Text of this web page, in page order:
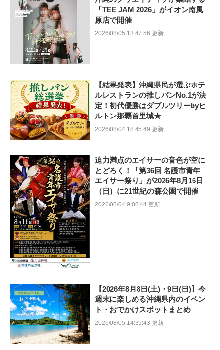
「TEE JAM 2026」がイオン南風
原店で開催
2026/08/05 13:47:56 更新
【結果発表】沖縄県民が選ぶホテ
ルレストランの推しパンNo.1が決
定！初代優勝はダブルツリーbyヒ
ルトン那覇首里城★
2026/08/04 18:45:49 更新
迫力満点のエイサーの音色が空に
とどろく！「第36回 名護市青年
エイサー祭り」が2026年8月16日
（日）に21世紀の森公園で開催
2026/08/04 9:08:44 更新
【2026年8月8日(土)・9日(日)】今
週末に楽しめる沖縄県内のイベン
ト・おでかけスポットまとめ
2026/08/05 14:39:43 更新